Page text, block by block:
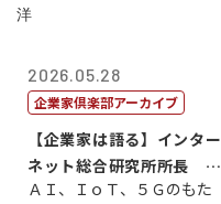
2026.05.28
企業家倶楽部アーカイブ
【企業家は語る】インター
ネット総合研究所所長 ブ
ロードバンド...
ＡＩ、ＩｏＴ、５Ｇのもた